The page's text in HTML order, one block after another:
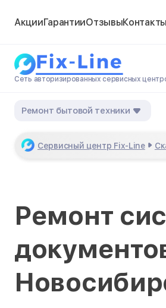
АкцииГарантииОтзывыКонтакты
Сеть авторизированных сервисных
Ремонт бытовой техники
Сервисный центр Fix-Line
Ремонт